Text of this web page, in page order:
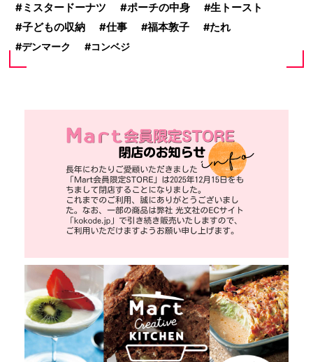
ミスタードーナツ ポーチの中身
生トースト
子どもの収納
仕事 福本敦子 たれ
デンマーク コンベジ